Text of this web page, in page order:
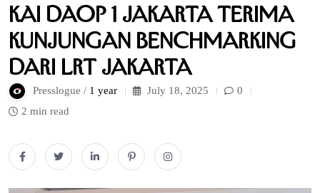
KAI Daop 1 Jakarta Terima
Kunjungan Benchmarking
dari LRT Jakarta
Presslogue / 1 year July 18, 2025
0
2 min read